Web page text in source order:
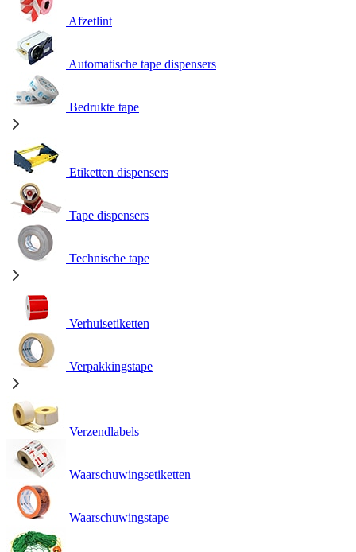
Afzetlint
Automatische tape dispensers
Bedrukte tape
Etiketten dispensers
Tape dispensers
Technische tape
Verhuisetiketten
Verpakkingstape
Verzendlabels
Waarschuwingsetiketten
Waarschuwingstape